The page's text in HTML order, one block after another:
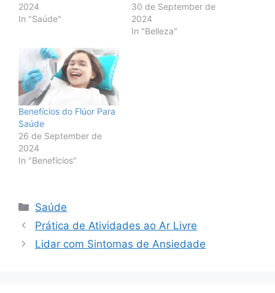
2024
In "Saúde"
30 de September de
2024
In "Belleza"
Benefícios do Flúor Para
Saúde
26 de September de
2024
In "Benefícios"
Categories
Saúde
Prática de Atividades ao Ar Livre
Lidar com Sintomas de Ansiedade